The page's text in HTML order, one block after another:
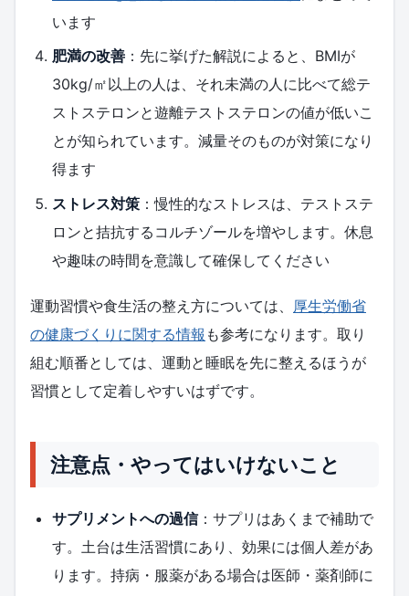
います
肥満の改善 ：先に挙げた解説によると、BMIが
30kg/㎡以上の人は、それ未満の人に比べて総テ
ストステロンと遊離テストステロンの値が低いこ
とが知られています。減量そのものが対策になり
得ます
ストレス対策 ：慢性的なストレスは、テストステ
ロンと拮抗するコルチゾールを増やします。休息
や趣味の時間を意識して確保してください
運動習慣や食生活の整え方については、 厚生労働省
の健康づくりに関する情報 も参考になります。取り
組む順番としては、運動と睡眠を先に整えるほうが
習慣として定着しやすいはずです。
注意点・やってはいけないこと
サプリメントへの過信：サプリはあくまで補助で
す。土台は生活習慣にあり、効果には個人差があ
ります。持病・服薬がある場合は医師・薬剤師に